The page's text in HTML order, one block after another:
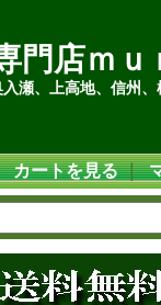
門店ｍ
瀬、上高地、信州
カートを見る｜